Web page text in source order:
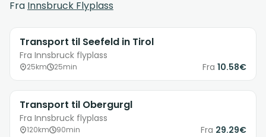
Fra Innsbruck Flyplass
Transport til Seefeld in Tirol
Fra Innsbruck flyplass
25km 25min Fra 10.58€
Transport til Obergurgl
Fra Innsbruck flyplass
120km 90min Fra 29.29€